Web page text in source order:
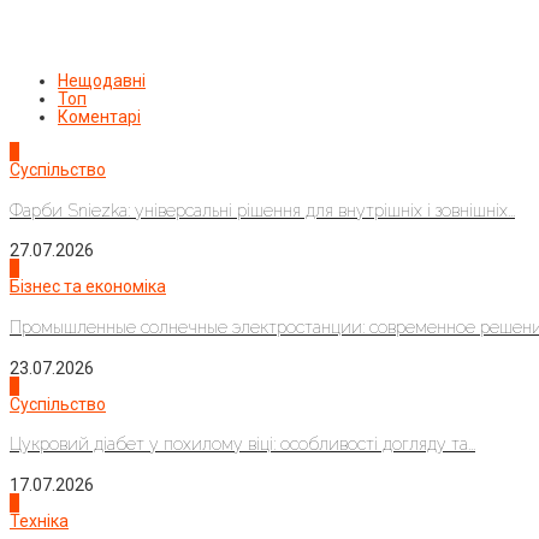
Нещодавні
Топ
Коментарі
Суспільство
Фарби Sniezka: універсальні рішення для внутрішніх і зовнішніх...
27.07.2026
Бізнес та економіка
Промышленные солнечные электростанции: современное
23.07.2026
Суспільство
Цукровий діабет у похилому віці: особливості догляду та...
17.07.2026
Техніка